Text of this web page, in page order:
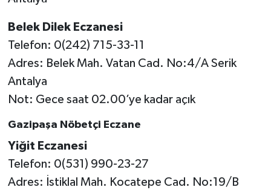
Belek Dilek Eczanesi
Telefon: 0(242) 715-33-11
Adres: Belek Mah. Vatan Cad. No:4/A Serik
Antalya
Not: Gece saat 02.00’ye kadar açık
Gazipaşa Nöbetçi Eczane
Yiğit Eczanesi
Telefon: 0(531) 990-23-27
Adres: İstiklal Mah. Kocatepe Cad. No:19/B